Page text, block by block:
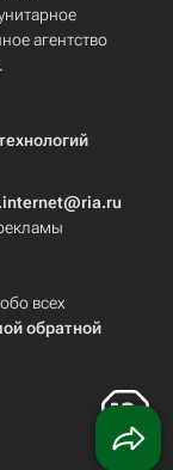
агентство
всех
обратной